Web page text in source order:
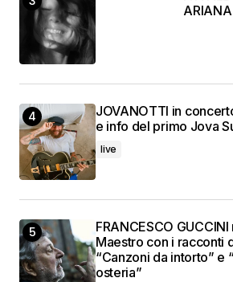
ARIANA
JOVANOTTI in
e info del primo Jova
live
FRANCESCO
Maestro con i racconti
“Canzoni da intorto” e
osteria”